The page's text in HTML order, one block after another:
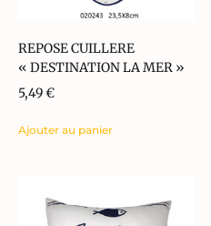
REPOSE CUILLERE
« DESTINATION LA MER »
5,49€
Ajouter au panier